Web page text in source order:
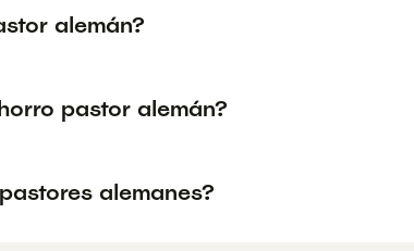
alemán?
pastor alemán?
alemanes?